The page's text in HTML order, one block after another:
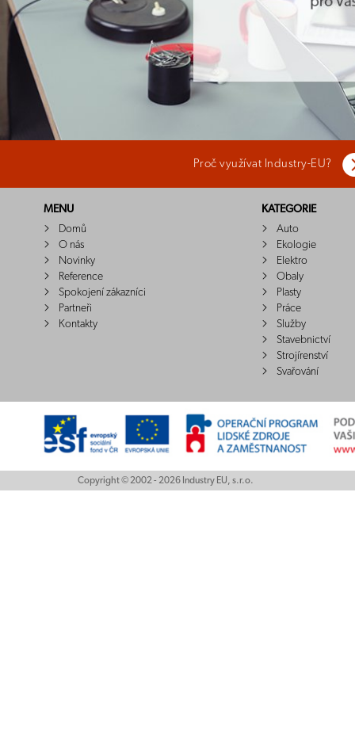
Proč využívat Industry-EU?
MENU
Domů
O nás
Novinky
Reference
Spokojení zákazníci
Partneři
Kontakty
KATEGORIE
Auto
Ekologie
Elektro
Obaly
Plasty
Práce
Služby
Stavebnictví
Strojírenství
Svařování
Copyright © 2002 - 2026 Industry EU, s.r.o.